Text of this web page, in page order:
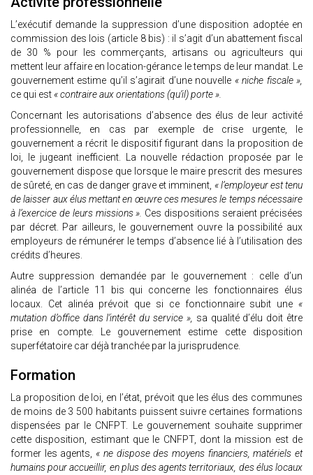
L’exécutif demande la suppression d’une disposition adoptée en
commission des lois (article 8 bis) : il s’agit d’un abattement fiscal
de 30 % pour les commerçants, artisans ou agriculteurs qui
mettent leur affaire en location-gérance le temps de leur mandat. Le
gouvernement estime qu’il s’agirait d’une nouvelle « niche fiscale »,
ce qui est « contraire aux orientations (qu’il) porte ».
Concernant les autorisations d’absence des élus de leur activité
professionnelle, en cas par exemple de crise urgente, le
gouvernement a récrit le dispositif figurant dans la proposition de
loi, le jugeant inefficient. La nouvelle rédaction proposée par le
gouvernement dispose que lorsque le maire prescrit des mesures
de sûreté, en cas de danger grave et imminent, « l’employeur est tenu
de laisser aux élus mettant en œuvre ces mesures le temps nécessaire
à l’exercice de leurs missions ». Ces dispositions seraient précisées
par décret. Par ailleurs, le gouvernement ouvre la possibilité aux
employeurs de rémunérer le temps d’absence lié à l’utilisation des
crédits d’heures.
Autre suppression demandée par le gouvernement : celle d’un
alinéa de l’article 11 bis qui concerne les fonctionnaires élus
locaux. Cet alinéa prévoit que si ce fonctionnaire subit une «
mutation d’office dans l’intérêt du service », sa qualité d’élu doit être
prise en compte. Le gouvernement estime cette disposition
superfétatoire car déjà tranchée par la jurisprudence.
Formation
La proposition de loi, en l’état, prévoit que les élus des communes
de moins de 3 500 habitants puissent suivre certaines formations
dispensées par le CNFPT. Le gouvernement souhaite supprimer
cette disposition, estimant que le CNFPT, dont la mission est de
former les agents, « ne dispose des moyens financiers, matériels et
humains pour accueillir, en plus des agents territoriaux, des élus locaux